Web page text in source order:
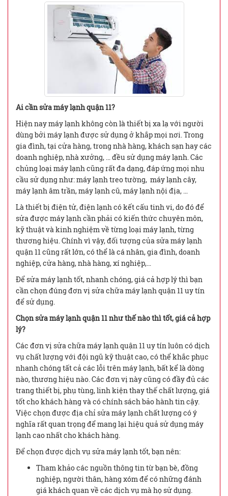
Ai cần sửa máy lạnh quận 11?
Hiện nay máy lạnh không còn là thiết bị xa lạ với người
dùng bởi máy lạnh được sử dụng ở khắp mọi nơi. Trong
gia đình, tại cửa hàng, trong nhà hàng, khách sạn hay các
doanh nghiệp, nhà xưởng, … đều sử dụng máy lạnh. Các
chủng loại máy lạnh cũng rất đa dạng, đáp ứng mọi nhu
cầu sử dụng như: máy lạnh treo tường, máy lạnh cây,
máy lạnh âm trần, máy lạnh cũ, máy lạnh nội địa, …
Là thiết bị điện tử, điện lạnh có kết cấu tinh vi, do đó để
sửa được máy lạnh cần phải có kiến thức chuyên môn,
kỹ thuật và kinh nghiệm về từng loại máy lạnh, từng
thương hiệu. Chính vì vậy, đối tượng của sửa máy lạnh
quận 11 cũng rất lớn, có thể là cá nhân, gia đình, doanh
nghiệp, cửa hàng, nhà hàng, xí nghiệp,…
Để sửa máy lạnh tốt, nhanh chóng, giá cả hợp lý thì bạn
cần chọn đúng đơn vị sửa chữa máy lạnh quận 11 uy tín
để sử dụng.
Chọn sửa máy lạnh quận 11 như thế nào thì tốt, giá cả hợp
lý?
Các đơn vị sửa chữa máy lạnh quận 11 uy tín luôn có dịch
vụ chất lượng với đội ngũ kỹ thuật cao, có thể khắc phục
nhanh chóng tất cả các lỗi trên máy lạnh, bất kể là dòng
nào, thương hiệu nào. Các đơn vị này cũng có đầy đủ các
trang thiết bị, phụ tùng, linh kiện thay thế chất lượng, giá
tốt cho khách hàng và có chính sách bảo hành tin cậy.
Việc chọn được địa chỉ sửa máy lạnh chất lượng có ý
nghĩa rất quan trọng để mang lại hiệu quả sử dụng máy
lạnh cao nhất cho khách hàng.
Để chọn được dịch vụ sửa máy lạnh tốt, bạn nên:
Tham khảo các nguồn thông tin từ bạn bè, đồng
nghiệp, người thân, hàng xóm để có những đánh
giá khách quan về các dịch vụ mà họ sử dụng.